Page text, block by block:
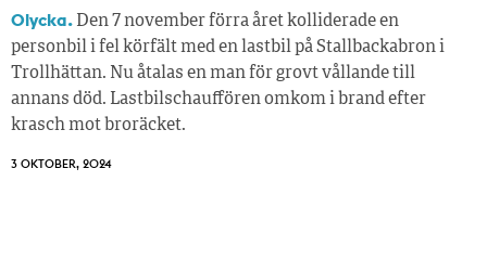
Olycka. Den 7 november förra året kolliderade en
personbil i fel körfält med en lastbil på Stallbackabron i
Trollhättan. Nu åtalas en man för grovt vållande till
annans död. Lastbilschauffören omkom i brand efter
krasch mot broräcket.
3 OKTOBER, 2024